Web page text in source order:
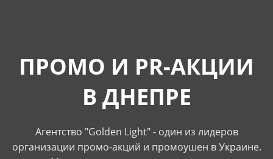
ПРОМО И PR-АКЦИИ
В ДНЕПРЕ
Агентство "Golden Light" - один из лидеров
организации промо-акций и промоушен в Украине.